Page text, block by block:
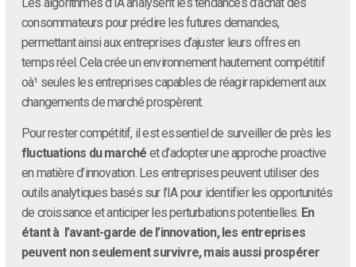
consommateurs pour prédire les futures demandes,
permettant ainsi aux entreprises d’ajuster leurs offres en
temps réel. Cela crée un environnement hautement compétitif
oà¹ seules les entreprises capables de réagir rapidement aux
changements de marché prospèrent.
Pour rester compétitif, il est essentiel de surveiller de près les
fluctuations du marché et d’adopter une approche proactive
en matière d’innovation. Les entreprises peuvent utiliser des
outils analytiques basés sur l’IA pour identifier les opportunités
de croissance et anticiper les perturbations potentielles. En
étant à l’avant-garde de l’innovation, les entreprises
peuvent non seulement survivre, mais aussi prospérer